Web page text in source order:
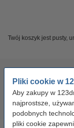
Pliki cookie w
Aby zakupy w
najprostsze,
podobnych
pliki cookie
Twój koszyk jest pusty,
Darmowa dostawa
Ponad 600.000